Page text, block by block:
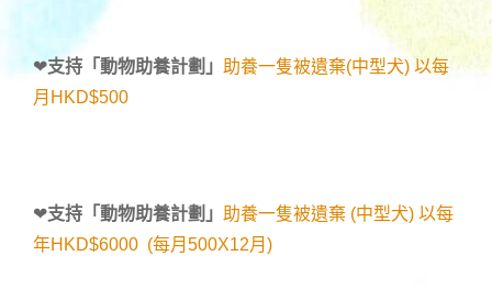
❤支持「動物助養計劃 」 助養一隻被遺棄(中型犬) 以每
月HKD$500
❤支持「動物助養計劃 」 助養一隻被遺棄 (中型犬) 以每
年HKD$6000 (每月500X12月)